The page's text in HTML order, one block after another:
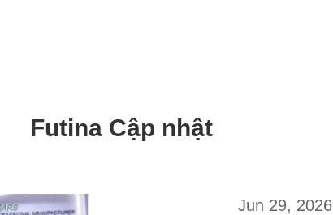
Futina Cập nhật
Jun 29, 2026